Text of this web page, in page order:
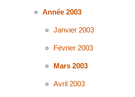
Année 2003
Janvier 2003
Février 2003
Mars 2003
Avril 2003